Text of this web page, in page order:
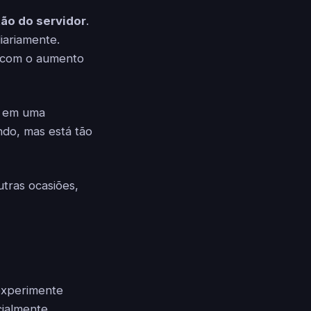
do servidor.
o aumento
uma
mas está tão
ocasiões,